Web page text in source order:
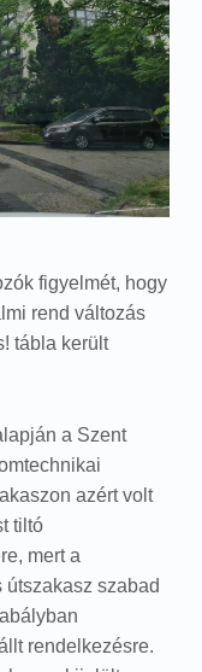
figyelmét, hogy
rend változás
tábla került
a Szent
azért volt
tiltó
mert a
szabad
rendelkezésre.